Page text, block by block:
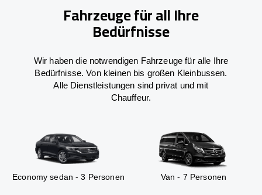
Fahrzeuge für all Ihre
Bedürfnisse
Wir haben die notwendigen Fahrzeuge für alle Ihre
Bedürfnisse. Von kleinen bis großen Kleinbussen.
Alle Dienstleistungen sind privat und mit
Chauffeur.
Economy sedan - 3 Personen Van - 7 Personen